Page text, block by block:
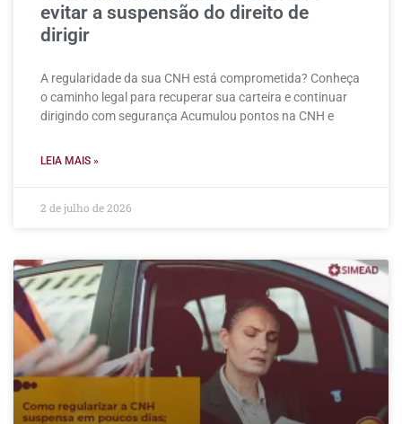
evitar a suspensão do direito de
dirigir
A regularidade da sua CNH está comprometida? Conheça
o caminho legal para recuperar sua carteira e continuar
dirigindo com segurança Acumulou pontos na CNH e
LEIA MAIS »
2 de julho de 2026